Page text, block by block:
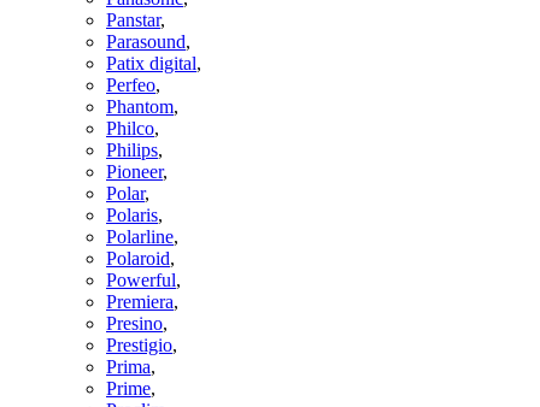
Panstar,
Parasound,
Patix digital,
Perfeo,
Phantom,
Philco,
Philips,
Pioneer,
Polar,
Polaris,
Polarline,
Polaroid,
Powerful,
Premiera,
Presino,
Prestigio,
Prima,
Prime,